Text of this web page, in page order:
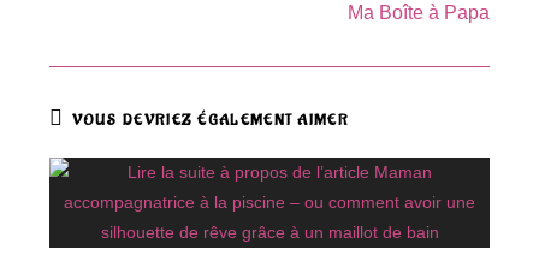
Ma Boîte à Papa
VOUS DEVRIEZ ÉGALEMENT AIMER